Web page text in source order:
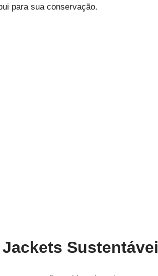
para sua conservação.